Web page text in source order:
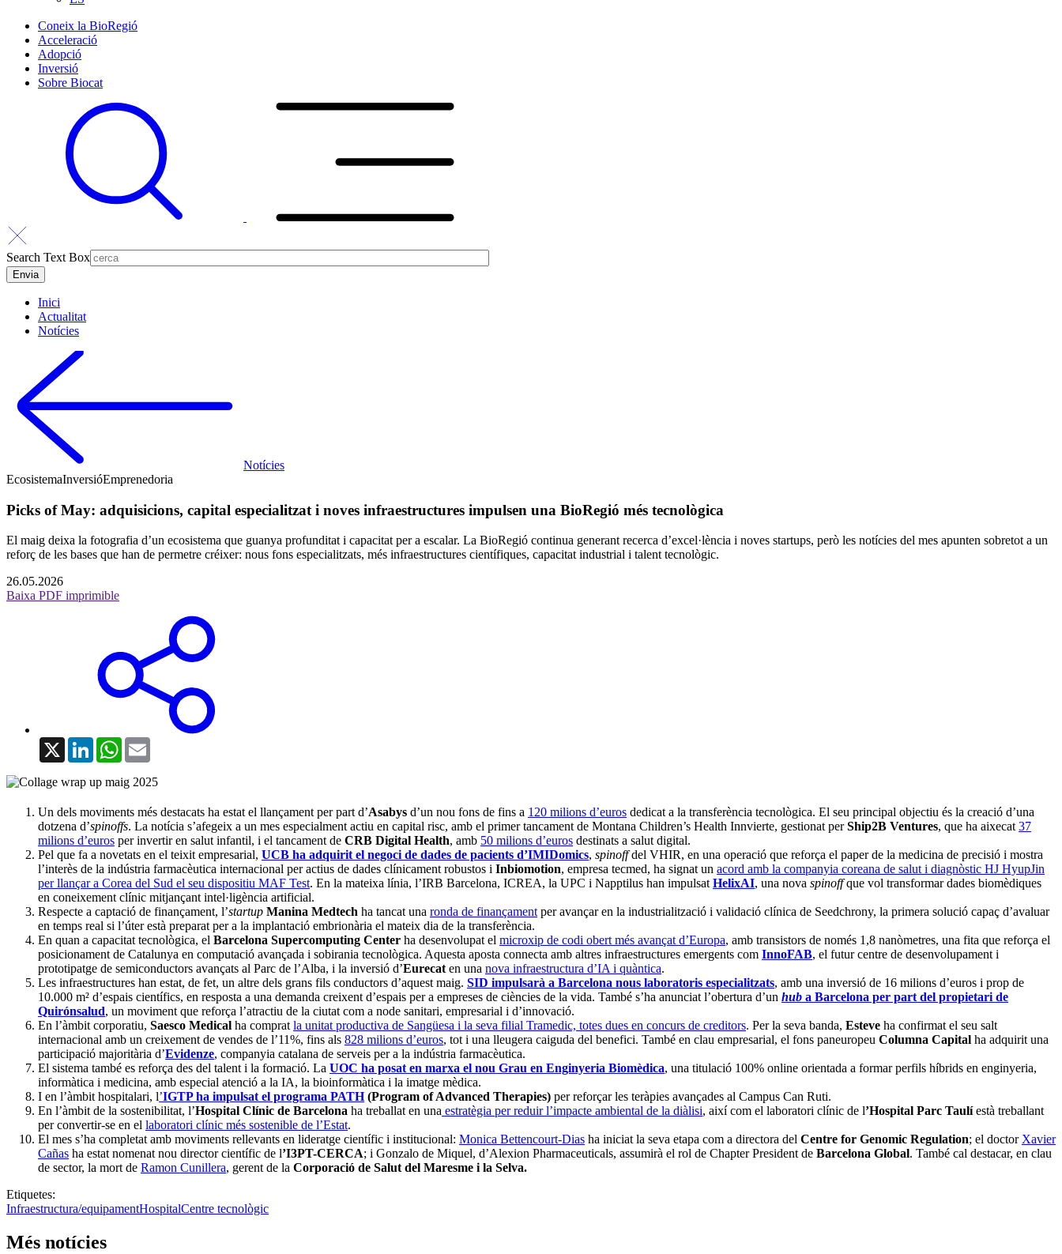
Coneix la BioRegió
Acceleració
Adopció
Inversió
Sobre Biocat
Search Text Box
Inici
Actualitat
Notícies
Notícies
EcosistemaInversióEmprenedoria
Picks of May: adquisicions, capital especialitzat i noves infraestructures impulsen una BioRegió més tecnològica
El maig deixa la fotografia d’un ecosistema que guanya profunditat i capacitat per a escalar. La BioRegió continua generant recerca d’excel·lència i noves startups, però les notícies del mes apunten sobretot a un
reforç de les bases que han de permetre créixer: nous fons especialitzats, més infraestructures científiques, capacitat industrial i talent tecnològic.
26.05.2026
Baixa PDF imprimible
X LinkedInWhatsApp
Un dels moviments més destacats ha estat el llançament per part d’Asabys d’un nou fons de fins a 120 milions d’euros dedicat a la transferència tecnològica. El seu principal objectiu és la creació d’una
dotzena d’spinoffs. La notícia s’afegeix a un mes especialment actiu en capital risc, amb el primer tancament de Montana Children’s Health Innvierte, gestionat perShip2B Ventures, que ha aixecat 37
milions d’euros per invertir en salut infantil, i el tancament de CRB Digital Health, amb 50 milions d’euros destinats a salut digital.
Pel que fa a novetats en el teixit empresarial, UCB ha adquirit el negoci de dades de pacients d’IMIDomics, spinoffdel VHIR, en una operació que reforça el paper de la medicina de precisió i mostra
l’interès de la indústria farmacèutica internacional per actius de dades clínicament robustos i Inbiomotion, empresa tecmed, ha signat un acord amb la companyia coreana de salut i diagnòstic HJ HyupJin
per llançar a Corea del Sud el seu dispositiu MAF Test. En la mateixa línia, l’IRB Barcelona, ICREA, la UPC i Napptilus han impulsat HelixAI, una nova spinoffque vol transformar dades biomèdiques
en coneixement clínic mitjançant intel·ligència artificial.
Respecte a captació de finançament, l’startup Manina Medtech ha tancat una ronda de finançament per avançar en la industrialització i validació clínica de Seedchrony, la primera solució capaç d’avaluar
en temps real si l’úter està preparat per a la implantació embrionària el mateix dia de la transferència.
En quan a capacitat tecnològica, el Barcelona Supercomputing Center ha desenvolupat el microxip de codi obert més avançat d’Europa, amb transistors de només 1,8 nanòmetres, una fita que reforça el
posicionament de Catalunya en computació avançada i sobirania tecnològica. Aquesta aposta connecta amb altres infraestructures emergents com InnoFAB, el futur centre de desenvolupament i
prototipatge de semiconductors avançats al Parc de l’Alba, i la inversió d’Eurecat en una nova infraestructura d’IA i quàntica.
Les infraestructures han estat, de fet, un altre dels grans fils conductors d’aquest maig. SID impulsarà a Barcelona nous laboratoris especialitzats, amb una inversió de 16 milions d’euros i prop de
10.000 m² d’espais científics, en resposta a una demanda creixent d’espais per a empreses de ciències de la vida. També s’ha anunciat l’obertura d’un hub a Barcelona per part del propietari de
Quirónsalud, un moviment que reforça l’atractiu de la ciutat com a node sanitari, empresarial i d’innovació.
En l’àmbit corporatiu, Saesco Medical ha comprat la unitat productiva de Sangüesa i la seva filial Tramedic, totes dues en concurs de creditors. Per la seva banda, Esteve ha confirmat el seu salt
internacional amb un creixement de vendes de l’11%, fins als 828 milions d’euros, tot i una lleugera caiguda del benefici. També en clau empresarial, el fons paneuropeu Columna Capital ha adquirit una
participació majoritària d’Evidenze, companyia catalana de serveis per a la indústria farmacèutica.
El sistema també es reforça des del talent i la formació. La UOC ha posat en marxa el nou Grau en Enginyeria Biomèdica, una titulació 100% online orientada a formar perfils híbrids en enginyeria,
informàtica i medicina, amb especial atenció a la IA, la bioinformàtica i la imatge mèdica.
I en l’àmbit hospitalari, l’IGTP ha impulsat el programa PATH(Program of Advanced Therapies) per reforçar les teràpies avançades al Campus Can Ruti.
En l’àmbit de la sostenibilitat, l’Hospital Clínic de Barcelona ha treballat en una estratègia per reduir l’impacte ambiental de la diàlisi, així com el laboratori clínic de l’Hospital Parc Taulíestà treballant
per convertir-se en el laboratori clínic més sostenible de l’Estat.
El mes s’ha completat amb moviments rellevants en lideratge científic i institucional: Monica Bettencourt-Dias ha iniciat la seva etapa com a directora del Centre for Genomic Regulation; el doctor Xavier
Cañas ha estat nomenat nou director científic de l’I3PT-CERCA; i Gonzalo de Miquel, d’Alexion Pharmaceuticals, assumirà el rol de Chapter President de Barcelona Global. També cal destacar, en clau
de sector, la mort de Ramon Cunillera, gerent de la Corporació de Salut del Maresme i la Selva.
Etiquetes:
Infraestructura/equipamentHospitalCentre tecnològic
Més notícies